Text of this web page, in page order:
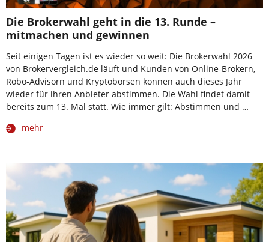
Die Brokerwahl geht in die 13. Runde –
mitmachen und gewinnen
Seit einigen Tagen ist es wieder so weit: Die Brokerwahl 2026
von Brokervergleich.de läuft und Kunden von Online-Brokern,
Robo-Advisorn und Kryptobörsen können auch dieses Jahr
wieder für ihren Anbieter abstimmen. Die Wahl findet damit
bereits zum 13. Mal statt. Wie immer gilt: Abstimmen und …
mehr